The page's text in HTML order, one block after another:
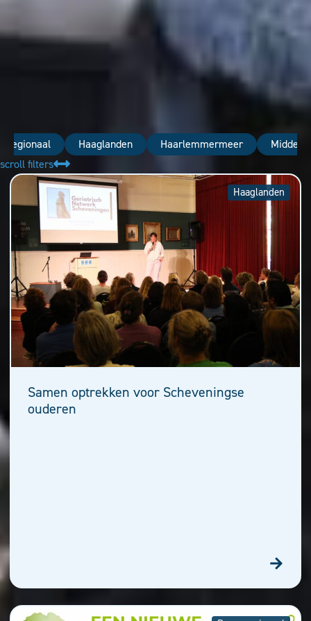
Haaglanden Haarlemmermeer
scroll filters
Haaglanden
Samen optrekken voor Scheveningse
ouderen